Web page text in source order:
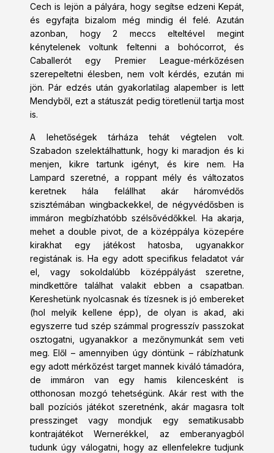
Cech is lejön a pályára, hogy segítse edzeni Kepát,
és egyfajta bizalom még mindig él felé. Azután
azonban, hogy 2 meccs elteltével megint
kénytelenek voltunk feltenni a bohócorrot, és
Caballerót egy Premier League-mérkőzésen
szerepeltetni élesben, nem volt kérdés, ezután mi
jön. Pár edzés után gyakorlatilag alapember is lett
Mendyből, ezt a státuszát pedig töretlenül tartja most
is.
A lehetőségek tárháza tehát végtelen volt.
Szabadon szelektálhattunk, hogy ki maradjon és ki
menjen, kikre tartunk igényt, és kire nem. Ha
Lampard szeretné, a roppant mély és változatos
keretnek hála felállhat akár háromvédős
szisztémában wingbackekkel, de négyvédősben is
immáron megbízhatóbb szélsővédőkkel. Ha akarja,
mehet a double pivot, de a középpálya közepére
kirakhat egy játékost hatosba, ugyanakkor
registának is. Ha egy adott specifikus feladatot vár
el, vagy sokoldalúbb középpályást szeretne,
mindkettőre találhat valakit ebben a csapatban.
Kereshetünk nyolcasnak és tízesnek is jó embereket
(hol melyik kellene épp), de olyan is akad, aki
egyszerre tud szép számmal progresszív passzokat
osztogatni, ugyanakkor a mezőnymunkát sem veti
meg. Elől – amennyiben úgy döntünk – rábízhatunk
egy adott mérkőzést target mannek kiváló támadóra,
de immáron van egy hamis kilencesként is
otthonosan mozgó tehetségünk. Akár rest with the
ball pozíciós játékot szeretnénk, akár magasra tolt
presszinget vagy mondjuk egy sematikusabb
kontrajátékot Wernerékkel, az emberanyagból
tudunk úgy válogatni, hogy az ellenfelekre tudjunk